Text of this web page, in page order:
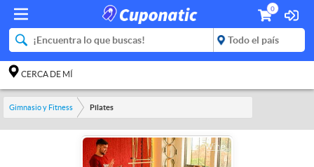
0
CERCA DE MÍ
Gimnasio y Fitness Pilates